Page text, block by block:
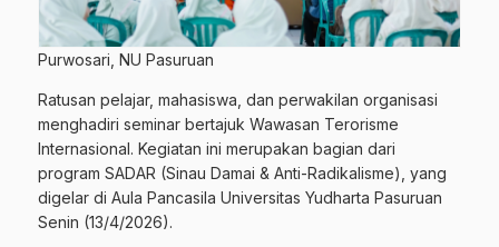
Purwosari, NU Pasuruan
Ratusan pelajar, mahasiswa, dan perwakilan organisasi
menghadiri seminar bertajuk Wawasan Terorisme
Internasional. Kegiatan ini merupakan bagian dari
program SADAR (Sinau Damai & Anti-Radikalisme), yang
digelar di Aula Pancasila Universitas Yudharta Pasuruan
Senin (13/4/2026).